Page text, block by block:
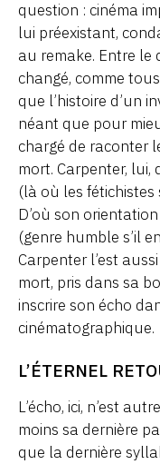
question : cinéma
lui préexistant,
au remake. Entre le
changé, comme
que l’histoire d’un
néant que pour
chargé de raconter
mort. Carpenter, lui,
(là où les fétichistes
D’où son
(genre humble s’il
Carpenter l’est
mort, pris dans sa
inscrire son écho
cinématographique.
L’ÉTERNEL
L’écho, ici, n’est
moins sa dernière
que la dernière